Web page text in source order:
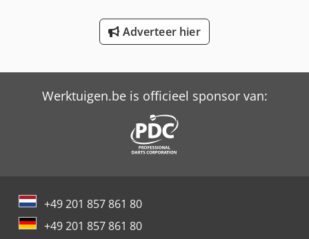
Adverteer hier
Werktuigen.be is officieel sponsor van:
+49 201 857 861 80
+49 201 857 861 80